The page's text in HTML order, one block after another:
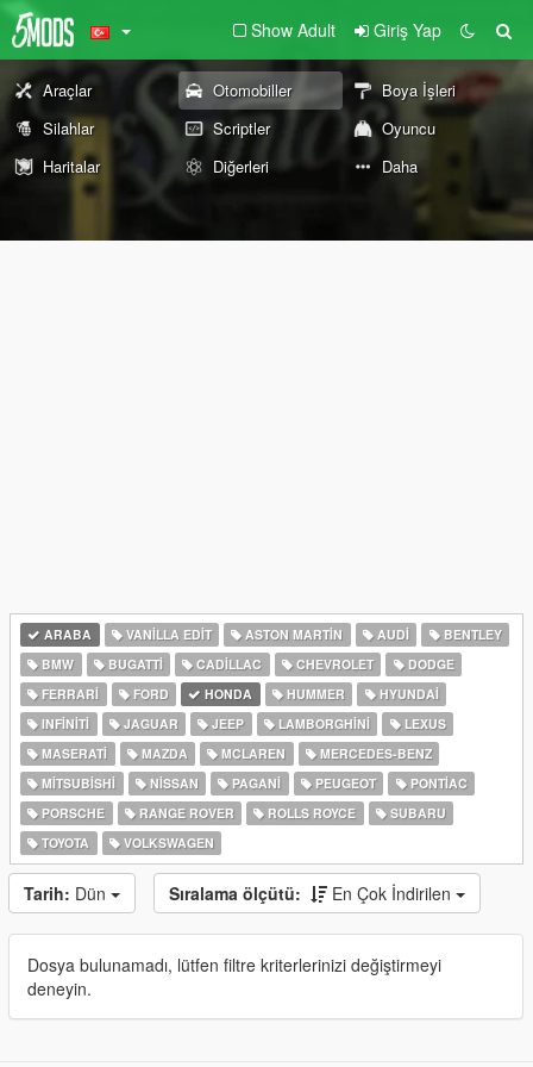
Show Adult Giriş Yap
Araçlar Otomobiller
Boya İşleri
Silahlar
Scriptler
Oyuncu
Haritalar
Diğerleri Daha
ARABA VANILLA EDIT ASTON MARTIN AUDI
BENTLEY
BMW
BUGATTI CADILLAC CHEVROLET
DODGE
FERRARI
FORD HONDA HUMMER
HYUNDAI
INFINITI
JAGUAR JEEP LAMBORGHINI
LEXUS
MASERATI
MAZDA MCLAREN
MERCEDES-BENZ
MITSUBISHI
NISSAN PAGANI PEUGEOT
PONTIAC
PORSCHE
RANGE ROVER ROLLS ROYCE
SUBARU
TOYOTA
VOLKSWAGEN
Tarih: Dün Sıralama ölçütü: En Çok İndirilen
Dosya bulunamadı, lütfen filtre kriterlerinizi değiştirmeyi
deneyin.